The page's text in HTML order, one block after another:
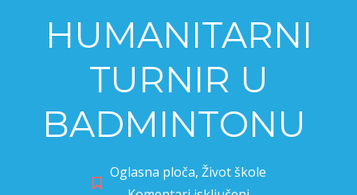
HUMANITARNI
TURNIR U
BADMINTONU
Oglasna ploča, Život škole